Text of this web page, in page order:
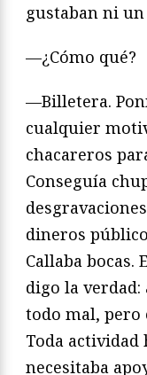
gustaban ni
—¿Cómo qué?
—Billetera.
cualquier
chacareros
Conseguía
dineros
Callaba bocas.
digo la verdad:
todo mal, pero
Toda actividad
necesitaba